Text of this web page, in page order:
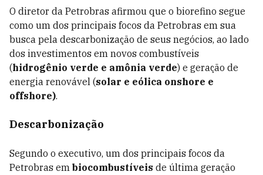
O diretor da Petrobras afirmou que o biorefino segue
como um dos principais focos da Petrobras em sua
busca pela descarbonização de seus negócios, ao lado
dos investimentos em novos combustíveis
(hidrogênio verde e amônia verde) e geração de
energia renovável (solar e eólica onshore e
offshore).
Descarbonização
Segundo o executivo, um dos principais focos da
Petrobras em biocombustíveis de última geração